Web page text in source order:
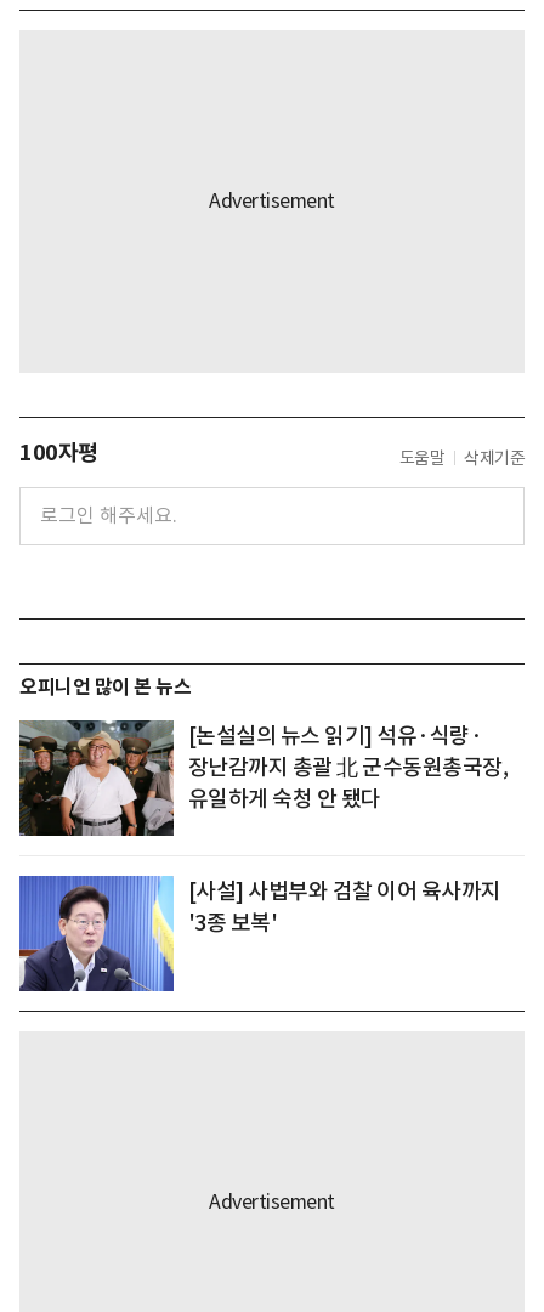
100자평 도움말 삭제기준
오피니언 많이 본 뉴스
[논설실의 뉴스 읽기] 석유·식량·
장난감까지 총괄 北 군수동원총국장,
유일하게 숙청 안 됐다
[사설] 사법부와 검찰 이어 육사까지
'3종 보복'